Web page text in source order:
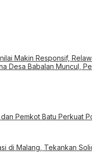
Makin Responsif,
Desa Babalan Muncul,
Pemkot Batu Perkuat
di Malang, Tekankan